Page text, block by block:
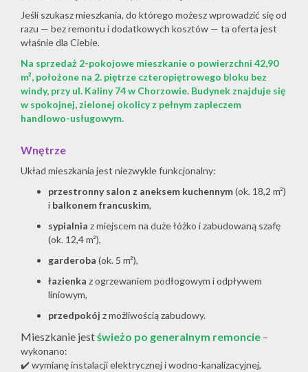
Jeśli szukasz mieszkania, do którego możesz wprowadzić się od
razu — bez remontu i dodatkowych kosztów — ta oferta jest
właśnie dla Ciebie.
Na sprzedaż 2-pokojowe mieszkanie o powierzchni 42,90
m², położone na 2. piętrze czteropiętrowego bloku bez
windy, przy ul. Kaliny 74 w Chorzowie. Budynek znajduje się
w spokojnej, zielonej okolicy z pełnym zapleczem
handlowo-usługowym.
Wnętrze
Układ mieszkania jest niezwykle funkcjonalny:
przestronny salon z aneksem kuchennym(ok. 18,2 m²)
i balkonem francuskim,
sypialnia z miejscem na duże łóżko i zabudowaną szafę
(ok. 12,4 m²),
garderoba (ok. 5 m²),
łazienka z ogrzewaniem podłogowym i odpływem
liniowym,
przedpokój z możliwością zabudowy.
Mieszkanie jestświeżo po generalnym remoncie –
wykonano:
✔️ wymianę instalacji elektrycznej i wodno-kanalizacyjnej,